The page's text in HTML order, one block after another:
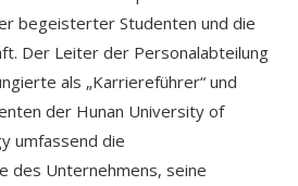
begeisterter Studenten und die
Der Leiter der Personalabteilung
als „Karriereführer“ und
der Hunan University of
umfassend die
des Unternehmens, seine